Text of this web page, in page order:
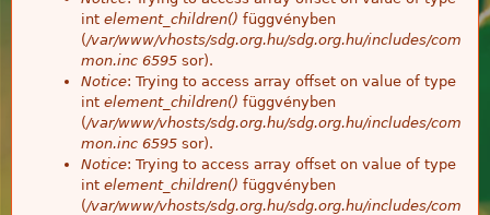
int element_children() függvényben
(/var/www/vhosts/sdg.org.hu/sdg.org.hu/includes/com
mon.inc 6595 sor).
Notice: Trying to access array offset on value of type
int element_children() függvényben
(/var/www/vhosts/sdg.org.hu/sdg.org.hu/includes/com
mon.inc 6595 sor).
Notice: Trying to access array offset on value of type
int element_children() függvényben
(/var/www/vhosts/sdg.org.hu/sdg.org.hu/includes/com